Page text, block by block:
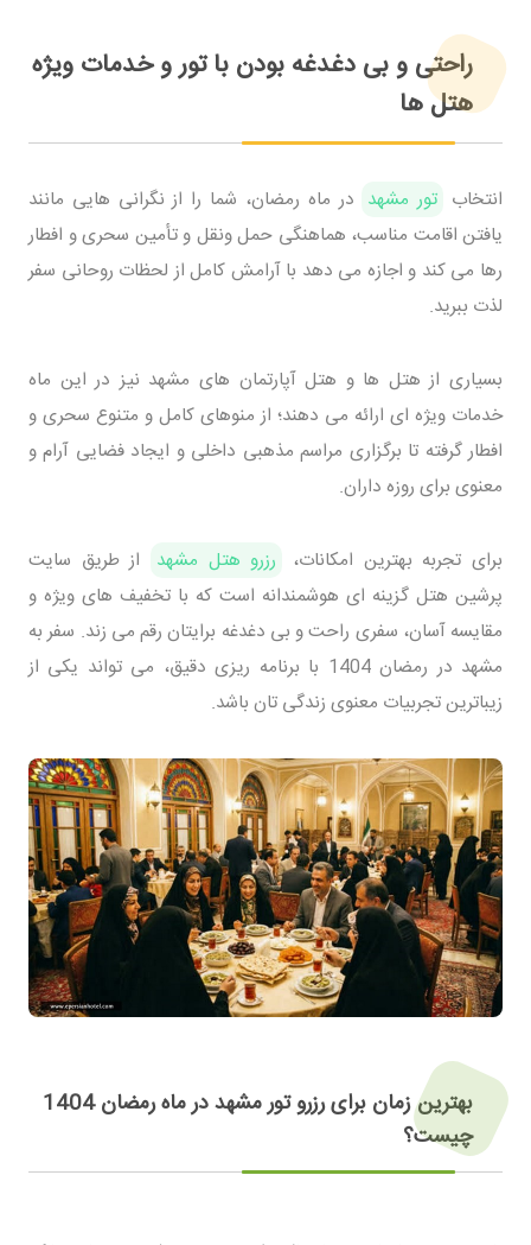
راحتی و بی دغدغه بودن با تور و خدمات ویژه
هتل ها
انتخاب تور مشهد در ماه رمضان، شما را از نگرانی هایی مانند
یافتن اقامت مناسب، هماهنگی حمل ونقل و تأمین سحری و افطار
رها می کند و اجازه می دهد با آرامش کامل از لحظات روحانی سفر
لذت ببرید.
بسیاری از هتل ها و هتل آپارتمان های مشهد نیز در این ماه
خدمات ویژه ای ارائه می دهند؛ از منوهای کامل و متنوع سحری و
افطار گرفته تا برگزاری مراسم مذهبی داخلی و ایجاد فضایی آرام و
معنوی برای روزه داران.
برای تجربه بهترین امکانات، رزرو هتل مشهد
از طریق سایت
پرشین هتل گزینه ای هوشمندانه است که با تخفیف های ویژه و
مقایسه آسان، سفری راحت و بی دغدغه برایتان رقم می زند. سفر به
مشهد در رمضان 1404 با برنامه ریزی دقیق، می تواند یکی از
زیباترین تجربیات معنوی زندگی تان باشد.
بهترین زمان برای رزرو تور مشهد در ماه رمضان 1404
چیست؟